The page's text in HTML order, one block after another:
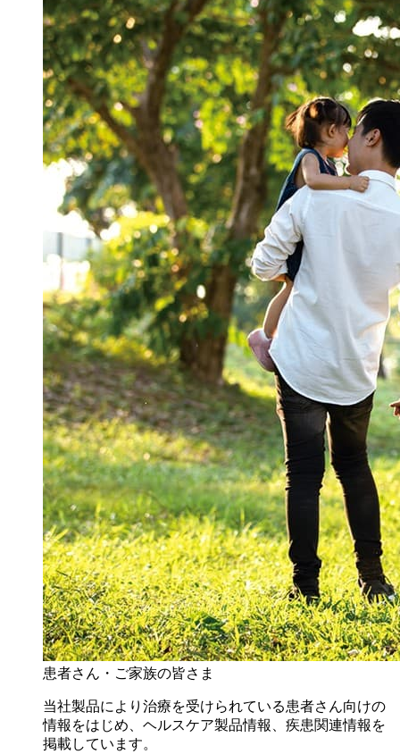
患者さん・ご家族の皆さま
当社製品により治療を受けられている患者さん向けの
情報をはじめ、ヘルスケア製品情報、疾患関連情報を
掲載しています。